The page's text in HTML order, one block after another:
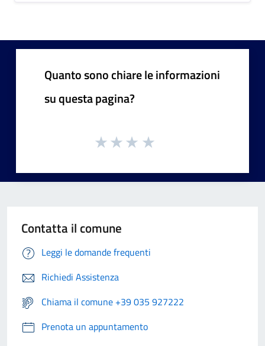
Quanto sono chiare le informazioni
su questa pagina?
Contatta il comune
Leggi le domande frequenti
Richiedi Assistenza
Chiama il comune +39 035 927222
Prenota un appuntamento